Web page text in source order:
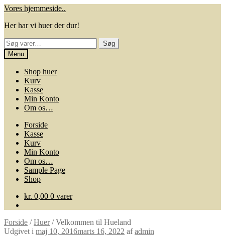
Spring
navigation
Spring
indhold
Vores hjemmeside..
Her har vi huer der dur!
Søg
efter:
Søg
Menu
Shop huer
Kurv
Kasse
Min Konto
Om os…
Forside
Kasse
Kurv
Min Konto
Om os…
Sample Page
Shop
kr. 0,00 0 varer
Forside /Huer/Velkommen til Hueland
Udgivet i maj 10, 2016marts 16, 2022 afadmin